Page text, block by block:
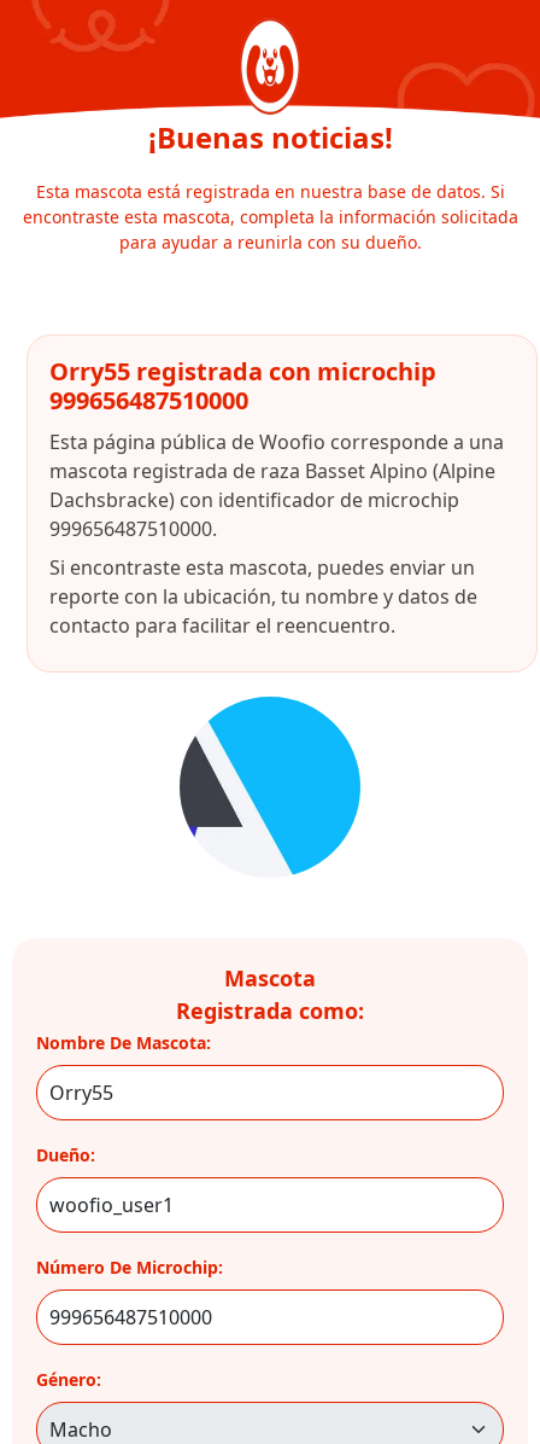
¡Buenas noticias!
Esta mascota está registrada en nuestra base de datos. Si
encontraste esta mascota, completa la información solicitada
para ayudar a reunirla con su dueño.
Orry55 registrada con microchip
999656487510000
Esta página pública de Woofio corresponde a una
mascota registrada de raza Basset Alpino (Alpine
Dachsbracke) con identificador de microchip
999656487510000.
Si encontraste esta mascota, puedes enviar un
reporte con la ubicación, tu nombre y datos de
contacto para facilitar el reencuentro.
Mascota
Registrada como:
Nombre De Mascota:
Dueño:
Número De Microchip:
Género: